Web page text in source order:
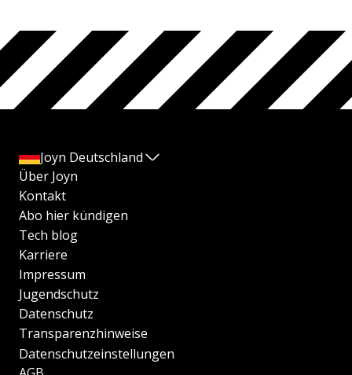
Joyn Deutschland
Über Joyn
Kontakt
Abo hier kündigen
Tech blog
Karriere
Impressum
Jugendschutz
Datenschutz
Transparenzhinweise
Datenschutzeinstellungen